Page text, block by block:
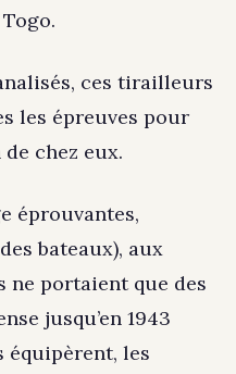
ces tirailleurs
les épreuves pour
chez eux.
éprouvantes,
bateaux), aux
ne portaient que des
jusqu’en 1943
équipèrent, les